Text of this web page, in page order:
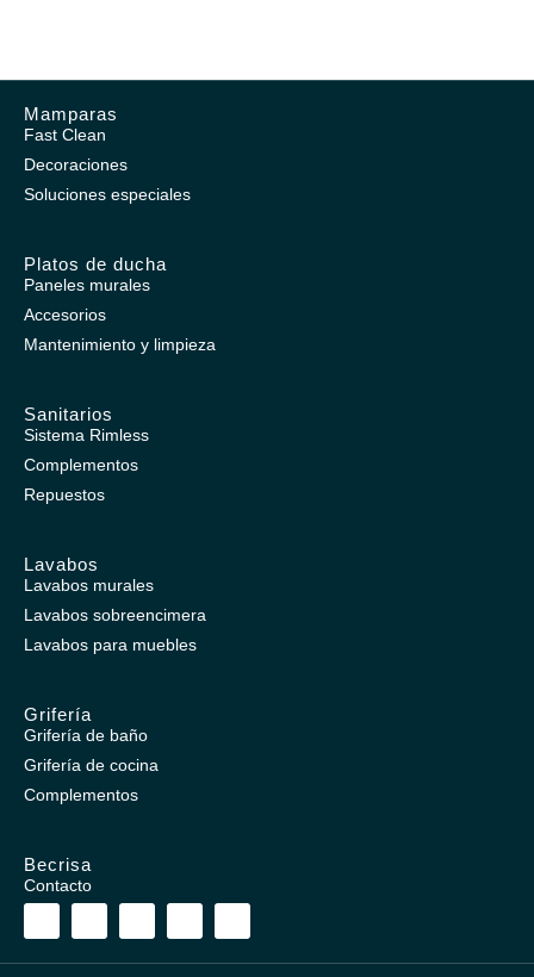
Mamparas
Fast Clean
Decoraciones
Soluciones especiales
Platos de ducha
Paneles murales
Accesorios
Mantenimiento y limpieza
Sanitarios
Sistema Rimless
Complementos
Repuestos
Lavabos
Lavabos murales
Lavabos sobreencimera
Lavabos para muebles
Grifería
Grifería de baño
Grifería de cocina
Complementos
Becrisa
Contacto